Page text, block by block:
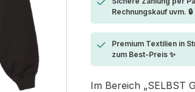
Rechnungskauf uvm. 🔒
Premium Textilien in
zum Best-Preis ✨
Im Bereich „SELBST